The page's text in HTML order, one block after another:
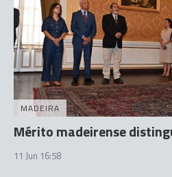
MADEIRA
Mérito madeirense
11 Jun 16:58